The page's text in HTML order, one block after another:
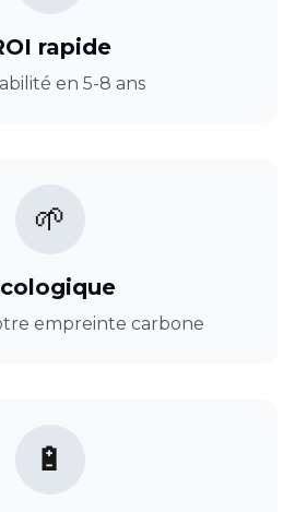
rapide
en 5-8 ans
🌱
empreinte carbone
🔋